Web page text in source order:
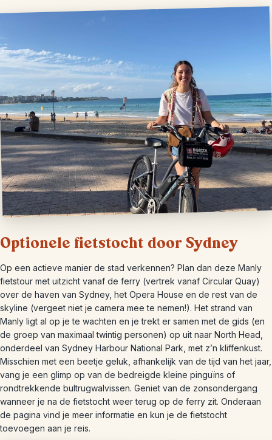
Optionele fietstocht door Sydney
Op een actieve manier de stad verkennen? Plan dan deze Manly
fietstour met uitzicht vanaf de ferry (vertrek vanaf Circular Quay)
over de haven van Sydney, het Opera House en de rest van de
skyline (vergeet niet je camera mee te nemen!). Het strand van
Manly ligt al op je te wachten en je trekt er samen met de gids (en
de groep van maximaal twintig personen) op uit naar North Head,
onderdeel van Sydney Harbour National Park, met z’n kliffenkust.
Misschien met een beetje geluk, afhankelijk van de tijd van het jaar,
vang je een glimp op van de bedreigde kleine pinguïns of
rondtrekkende bultrugwalvissen. Geniet van de zonsondergang
wanneer je na de fietstocht weer terug op de ferry zit. Onderaan
de pagina vind je meer informatie en kun je de fietstocht
toevoegen aan je reis.